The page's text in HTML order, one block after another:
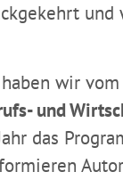
wir
und
das